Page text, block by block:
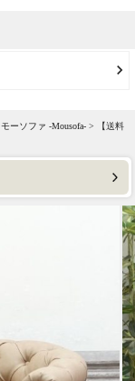
モーソファ -Mousofa- > 【送料